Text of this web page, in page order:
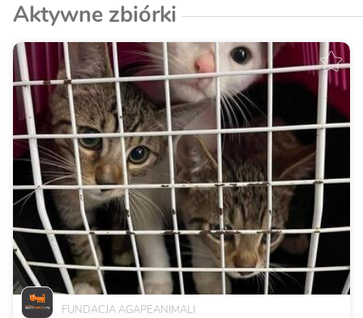
Aktywne zbiórki
FUNDACJA AGAPEANIMALI